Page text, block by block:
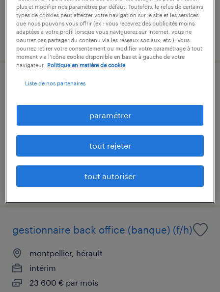
publié le 29 septembre 2025
gestionnaire d'assurances (f/h)
montpellier, hérault
2 000 € par mois
publié le 12 mars 2026
gestionnaire back office (banque) (f/h)
montpellier, hérault
intérim
23 600 € par mois
plus et modifier nos paramètres par défaut. Toutefois, le refus de certains
types de cookies peut affecter votre navigation sur le site et les services
que nous pouvons vous offrir (ex : vous recevrez des publicités moins
adaptées à votre profil lorsque vous naviguerez sur Internet, vous ne
pourrez pas partager du contenu via les réseaux sociaux, etc.). Vous
pourrez retirer votre consentement ou modifier votre paramétrage à tout
moment via l’icône cookie disponible en bas et à gauche de votre
navigateur.
Politique en matière de cookie
Liste de nos partenaires
paramétrer
tout rejeter
tout autoriser